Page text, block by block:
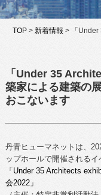
TOP >新着情報 > 「Under
「Under 35
築家による建築の
おこないます
丹青ヒューマネットは、
ップホールで開催されるイ
「Under 35 Architects
会2022」